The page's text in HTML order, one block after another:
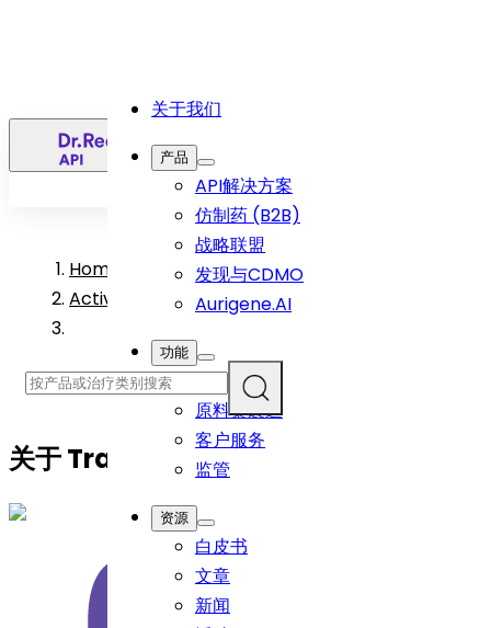
关于我们
产品
API解决方案
仿制药 (B2B)
战略联盟
发现与CDMO
Aurigene.AI
功能
研发
原料藥製造
客户服务
监管
资源
白皮书
文章
新闻
Home
Active Pharmaceutical Ingredient Products
关于TravoprostAPI